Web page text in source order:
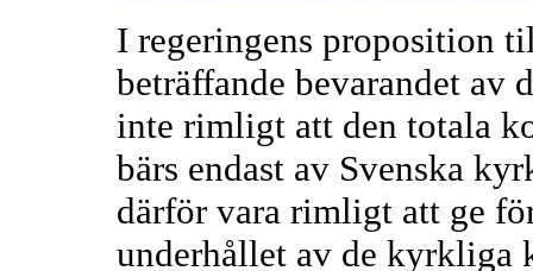
I regeringens proposition
beträffande bevarandet
inte rimligt att den totala
bärs endast av Svenska
därför vara rimligt att ge
underhållet av de kyrkliga